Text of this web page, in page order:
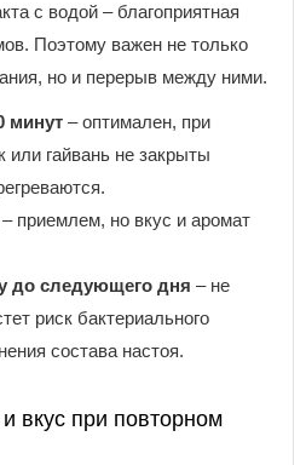
с водой – благоприятная
Поэтому важен не только
но и перерыв между ними.
минут – оптимален, при
или гайвань не закрыты
приемлем, но вкус и аромат
до следующего дня – не
риск бактериального
состава настоя.
вкус при повторном